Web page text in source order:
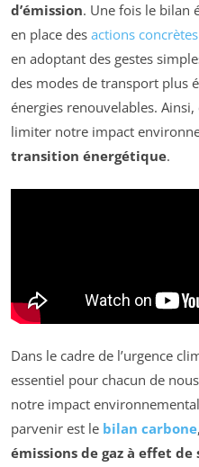
d’émission. Une fois le bilan
en place des actions concrètes
en adoptant des gestes
des modes de transport plus
énergies renouvelables.
limiter notre impact
transition énergétique.
Dans le cadre de l’urgence
essentiel pour chacun de
notre impact
parvenir est le bilan carbone
émissions de gaz à effet de